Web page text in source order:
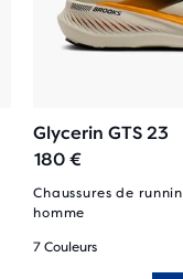
Glycerin GTS 23
180 €
Chaussures de
homme
7 Couleurs